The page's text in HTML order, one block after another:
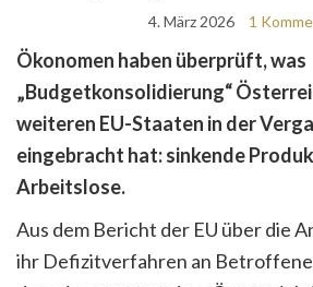
4. März 2026 1
Ökonomen haben überprüft, was
„Budgetkonsolidierung“
weiteren EU-Staaten in der
eingebracht hat: sinkende
Arbeitslose.
Aus dem Bericht der EU über die
ihr Defizitverfahren an